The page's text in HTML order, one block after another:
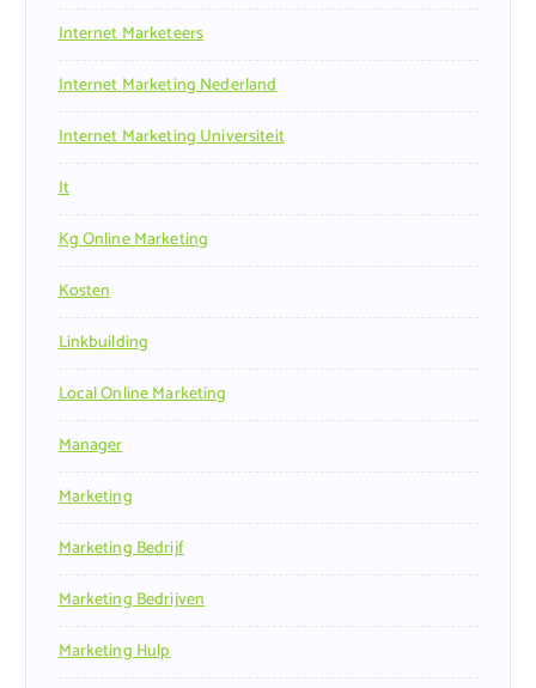
Internet Marketeers
Internet Marketing Nederland
Internet Marketing Universiteit
It
Kg Online Marketing
Kosten
Linkbuilding
Local Online Marketing
Manager
Marketing
Marketing Bedrijf
Marketing Bedrijven
Marketing Hulp